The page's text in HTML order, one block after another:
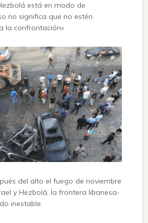
está en modo de
no significa que no estén
la confrontación»
del alto el fuego de noviembre
y Hezbolá, la frontera libanesa-
inestable.